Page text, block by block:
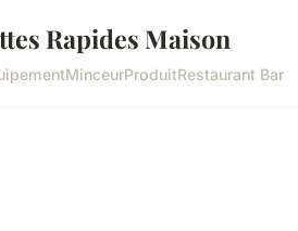
Rapides Maison
MinceurProduitRestaurant Bar